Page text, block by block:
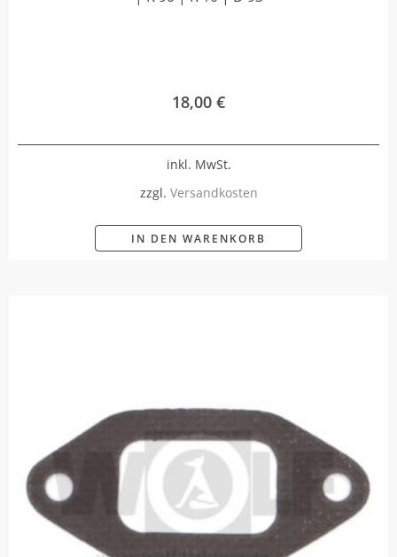
18,00 €
inkl. MwSt.
zzgl. Versandkosten
IN DEN WARENKORB